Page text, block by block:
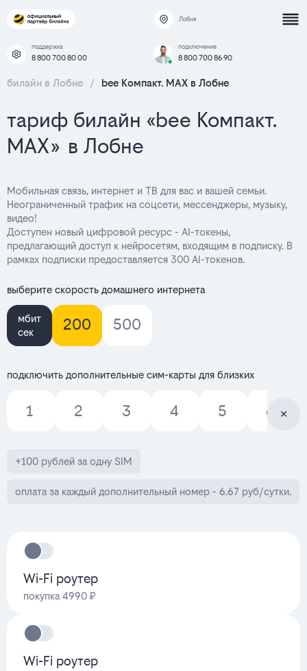
Лобня
поддержка
8 800 700 80 00
подключение
8 800 700 86 90
билайн в Лобне / bee Компакт. MAX в Лобне
тариф билайн «bee Компакт.
MAX» в Лобне
Мобильная связь, интернет и ТВ для вас и вашей семьи.
Неограниченный трафик на соцсети, мессенджеры, музыку,
видео!
Доступен новый цифровой ресурс - AI-токены,
предлагающий доступ к нейросетям, входящим в подписку. В
рамках подписки предоставляется 300 AI-токенов.
выберите скорость домашнего интернета
мбит
сек
200 500
подключить дополнительные сим-карты для близких
1 2 3 4 5 6
+100 рублей за одну SIM
оплата за каждый дополнительный номер - 6.67 руб/сутки.
Wi-Fi роутер
покупка 4990 ₽
Wi-Fi роутер